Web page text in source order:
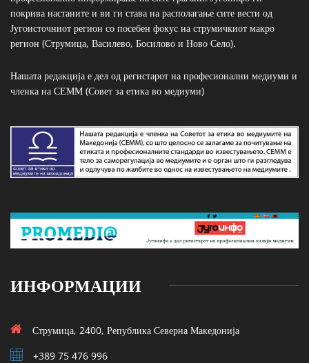
покрива настаните и ви ги става на располагање сите вести од
Југоисточниот регион со посебен фокус на струмичкиот макро
регион (Струмица, Василево, Босилово и Ново Село).
Нашата редакција е дел од регистарот на професионални медиуми и
членка на СЕММ (Совет за етика во медиуми)
ИНФОРМАЦИИ
Струмица, 2400, Република Северна Македонија
+389 75 476 996